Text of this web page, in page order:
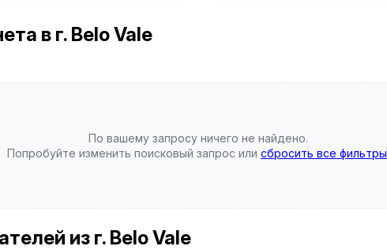
в г. Belo Vale
По вашему запросу ничего не найдено.
Попробуйте изменить поисковый запрос или сбросить все фильтры
из г. Belo Vale